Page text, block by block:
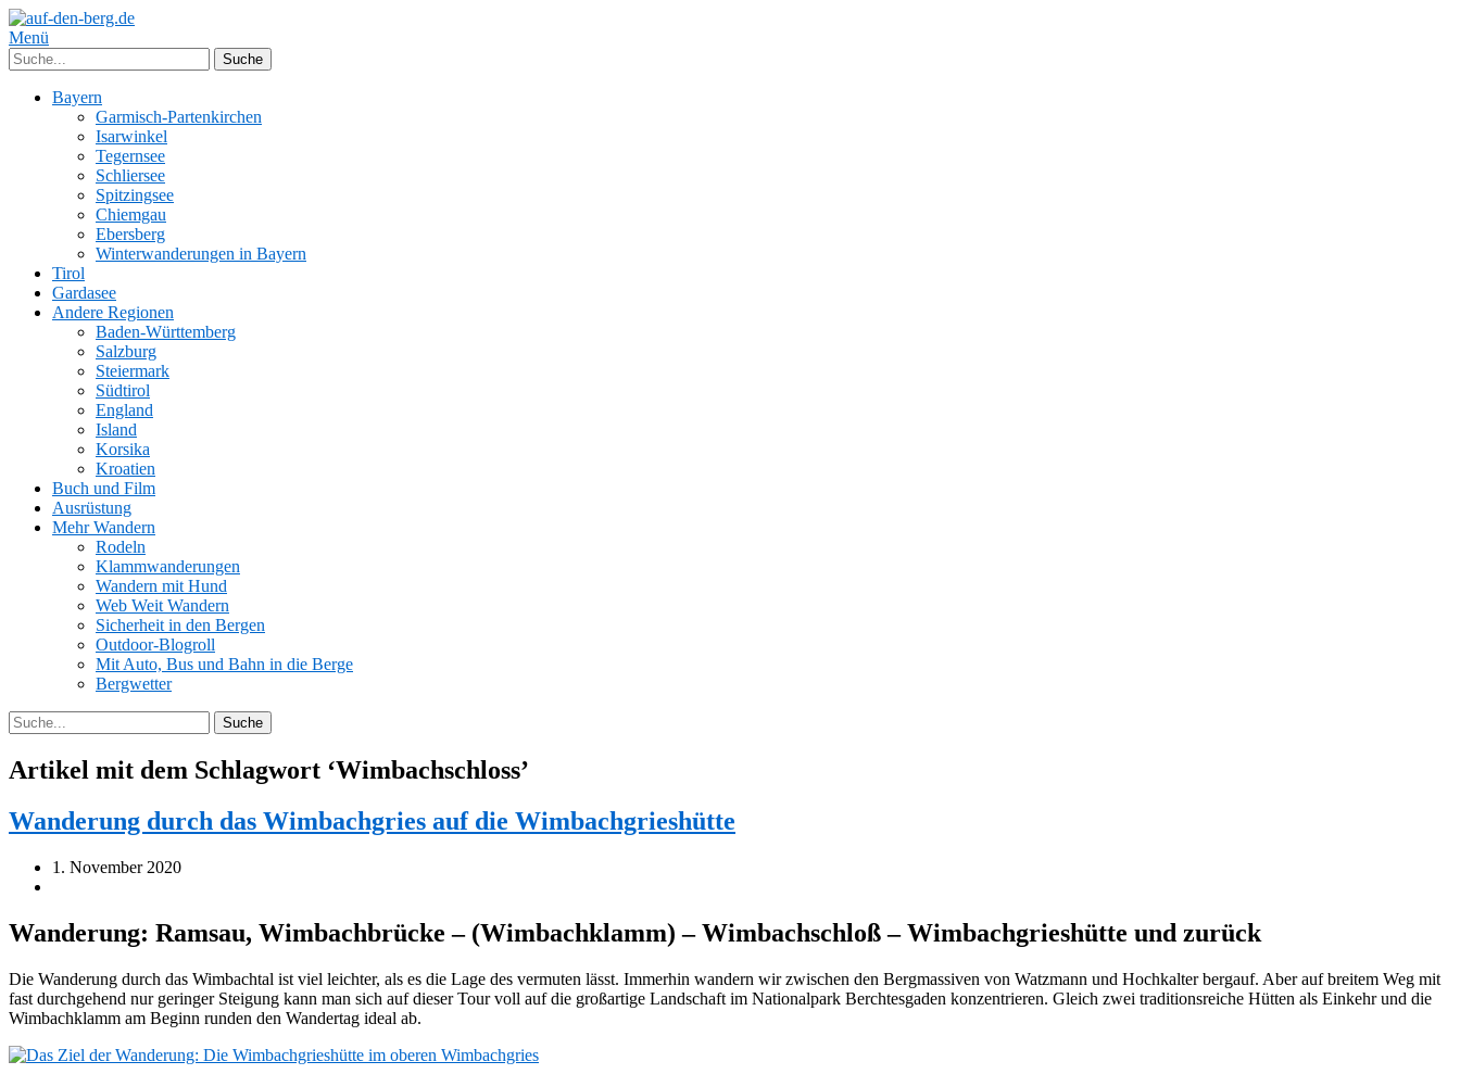
Menü
Bayern
Garmisch-Partenkirchen
Isarwinkel
Tegernsee
Schliersee
Spitzingsee
Chiemgau
Ebersberg
Winterwanderungen in Bayern
Tirol
Gardasee
Andere Regionen
Baden-Württemberg
Salzburg
Steiermark
Südtirol
England
Island
Korsika
Kroatien
Buch und Film
Ausrüstung
Mehr Wandern
Rodeln
Klammwanderungen
Wandern mit Hund
Web Weit Wandern
Sicherheit in den Bergen
Outdoor-Blogroll
Mit Auto, Bus und Bahn in die Berge
Bergwetter
Artikel mit dem Schlagwort ‘Wimbachschloss’
Wanderung durch das Wimbachgries auf die Wimbachgrieshütte
1. November 2020
Wanderung: Ramsau, Wimbachbrücke – (Wimbachklamm) – Wimbachschloß – Wimbachgrieshütte und zurück
Die Wanderung durch das Wimbachtal ist viel leichter, als es die Lage des vermuten lässt. Immerhin wandern wir zwischen den Bergmassiven von Watzmann und Hochkalter bergauf. Aber auf breitem Weg mit
fast durchgehend nur geringer Steigung kann man sich auf dieser Tour voll auf die großartige Landschaft im Nationalpark Berchtesgaden konzentrieren. Gleich zwei traditionsreiche Hütten als Einkehr und die
Wimbachklamm am Beginn runden den Wandertag ideal ab.